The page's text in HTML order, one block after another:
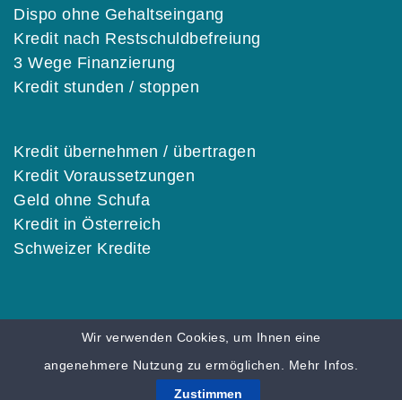
Dispo ohne Gehaltseingang
Kredit nach Restschuldbefreiung
3 Wege Finanzierung
Kredit stunden / stoppen
Kredit übernehmen / übertragen
Kredit Voraussetzungen
Geld ohne Schufa
Kredit in Österreich
Schweizer Kredite
© 2026 KREDITE.ORG |Karriere|Impressum
Datenschutz
Wir verwenden Cookies, um Ihnen eine
angenehmere Nutzung zu ermöglichen. Mehr Infos.
Zustimmen